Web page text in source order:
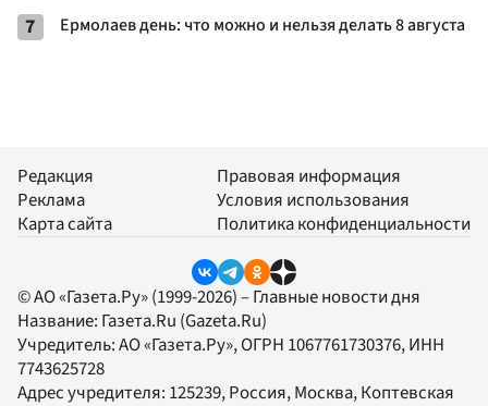
7 Ермолаев день: что можно и нельзя делать 8 августа
Редакция
Реклама
Карта сайта
Правовая информация
Условия использования
Политика конфиденциальности
© АО «Газета.Ру» (1999-2026) – Главные новости дня
Название: Газета.Ru (Gazeta.Ru)
Учредитель:АО «Газета.Ру», ОГРН 1067761730376, ИНН
7743625728
Адрес учредителя: 125239, Россия, Москва, Коптевская